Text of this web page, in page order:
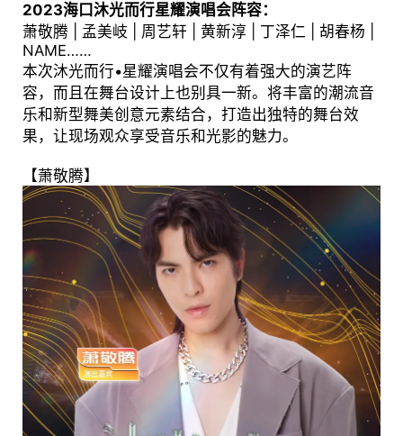
2023海口沐光而行星耀演唱会阵容：
萧敬腾 | 孟美岐 | 周艺轩 | 黄新淳 | 丁泽仁 | 胡春杨 |
NAME……
本次沐光而行•星耀演唱会不仅有着强大的演艺阵
容，而且在舞台设计上也别具一新。将丰富的潮流音
乐和新型舞美创意元素结合，打造出独特的舞台效
果，让现场观众享受音乐和光影的魅力。
【萧敬腾】